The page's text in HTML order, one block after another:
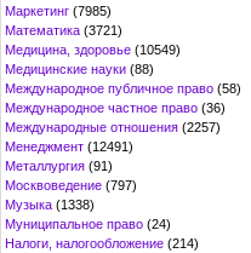
Маркетинг (7985)
Математика (3721)
Медицина, здоровье (10549)
Медицинские науки (88)
Международное публичное право (58)
Международное частное право (36)
Международные отношения (2257)
Менеджмент (12491)
Металлургия (91)
Москвоведение (797)
Музыка (1338)
Муниципальное право (24)
Налоги, налогообложение (214)